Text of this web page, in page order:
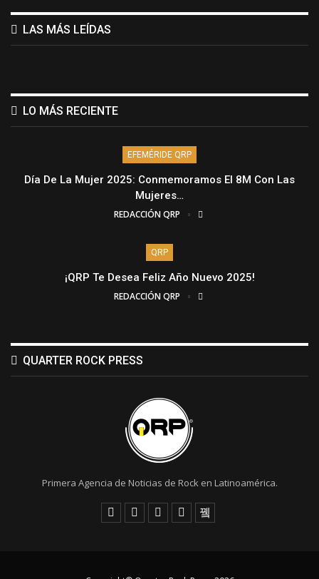
LAS MÁS LEÍDAS
LO MÁS RECIENTE
EFEMÉRIDE QRP
Día De La Mujer 2025: Conmemoramos El 8M Con Las
Mujeres…
REDACCIÓN QRP
QRP
¡QRP Te Desea Feliz Año Nuevo 2025!
REDACCIÓN QRP
QUARTER ROCK PRESS
Primera Agencia de Noticias de Rock en Latinoamérica.